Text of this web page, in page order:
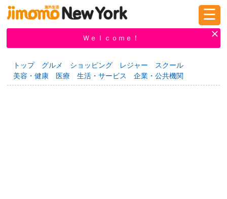
新規登録
掲示板 タウン情報 教えて！
☰
Ｗｅｌｃｏｍｅ！
トップ グルメ ショッピング レジャー
スクール
美容・健康
医療 生活・サービス 企業・公共機関